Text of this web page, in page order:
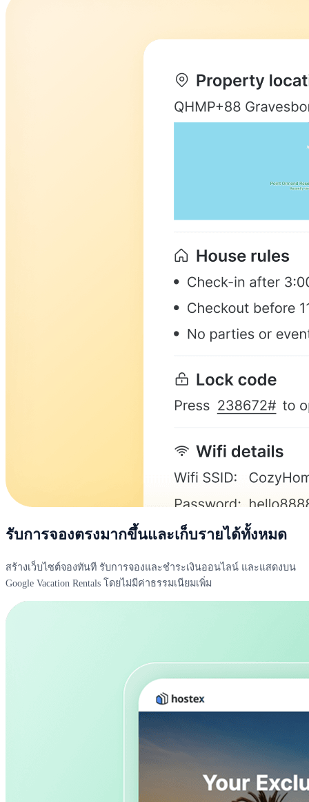
รับการจองตรงมากขึ้นและเก็บรายได้ทั้งหมด
สร้างเว็บไซต์จองทันที รับการจองและชำระเงินออนไลน์ และแสดงบน
Google Vacation Rentals โดยไม่มีค่าธรรมเนียมเพิ่ม